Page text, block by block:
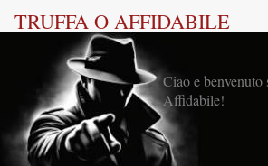
TRUFFA O AFFIDABILE
Ciao e benvenuto
Affidabile!